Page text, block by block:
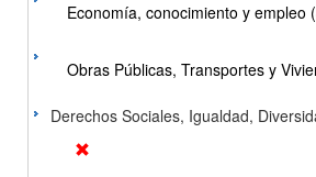
Economía, conocimiento y empleo
Obras Públicas, Transportes y
Derechos Sociales, Igualdad,